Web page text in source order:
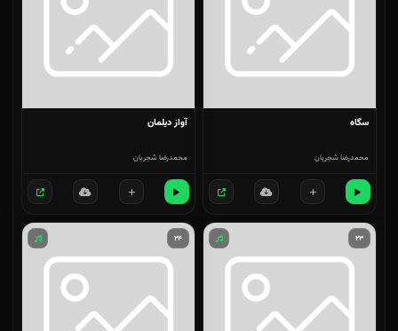
سگاه
محمدرضا شجریان
آواز دیلمان
محمدرضا شجریان
۲۳ ۲۴